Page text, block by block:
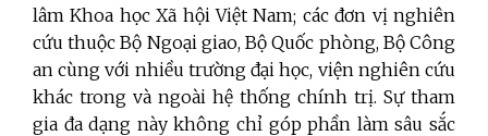
lâm Khoa học Xã hội Việt Nam; các đơn vị nghiên
cứu thuộc Bộ Ngoại giao, Bộ Quốc phòng, Bộ Công
an cùng với nhiều trường đại học, viện nghiên cứu
khác trong và ngoài hệ thống chính trị. Sự tham
gia đa dạng này không chỉ góp phần làm sâu sắc